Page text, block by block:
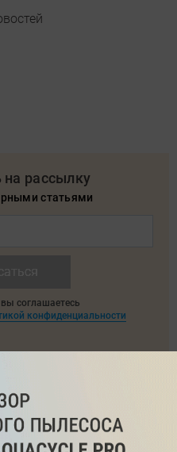
рассылку
статьями
соглашаетесь
конфиденциальности
Одноклассники